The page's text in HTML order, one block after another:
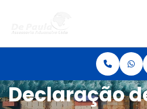
Declaração